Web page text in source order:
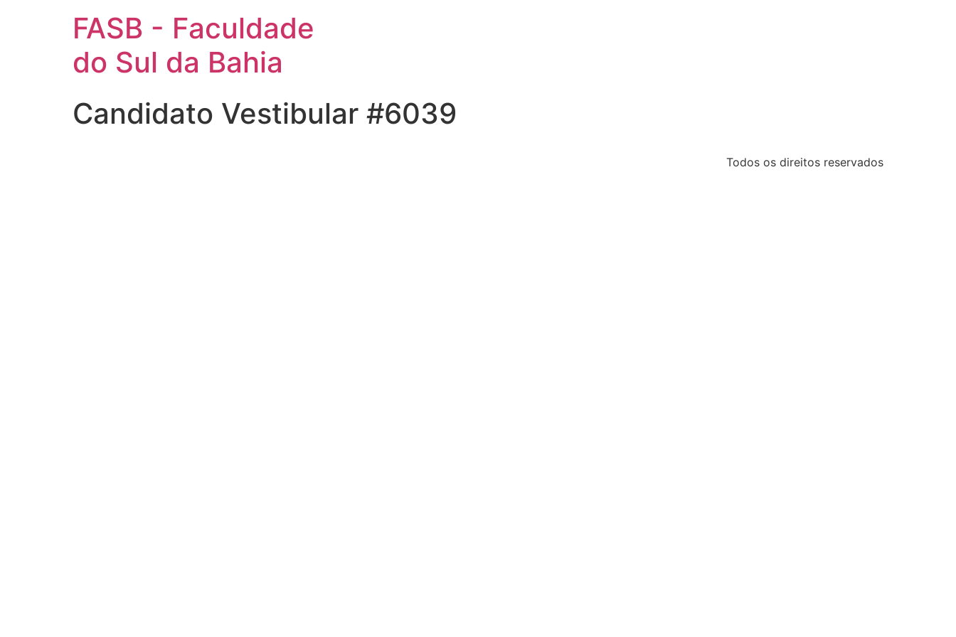
FASB - Faculdade
do Sul da Bahia
Candidato Vestibular #6039
Todos os direitos reservados